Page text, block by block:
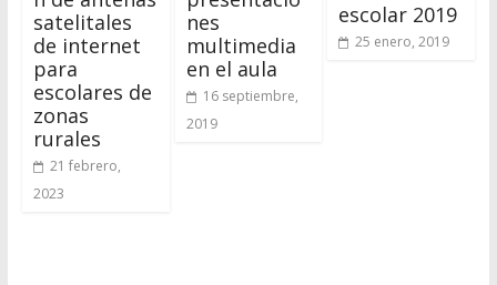
satelitales
de internet
para
escolares de
zonas
rurales
21 febrero,
2023
nes
multimedia
en el aula
16 septiembre,
2019
escolar 2019
25 enero, 2019